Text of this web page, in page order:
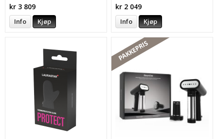
kr 3 809
Info Kjøp
kr 2 049
Info Kjøp
PAKKEPRIS